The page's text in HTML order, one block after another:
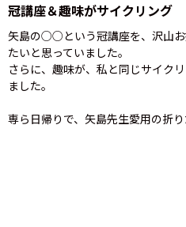
冠講座＆趣味がサイクリング
矢島の○○という冠講座を、沢山お
たいと思っていました。
さらに、趣味が、私と同じサイク
ました。
専ら日帰りで、矢島先生愛用の折